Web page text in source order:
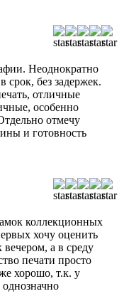
Неоднократно
срок, без задержек.
отличные
особенно
отмечу
и готовность
коллекционных
хочу оценить
вечером, а в среду
печати просто
хорошо, т.к. у